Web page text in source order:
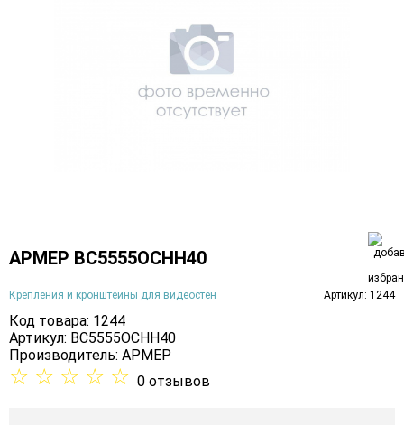
АРМЕР ВС5555ОСНН40
Крепления и кронштейны для видеостен Артикул: 1244
Код товара: 1244
Артикул: ВС5555ОСНН40
Производитель: АРМЕР
☆ ☆ ☆ ☆ ☆ 0 отзывов